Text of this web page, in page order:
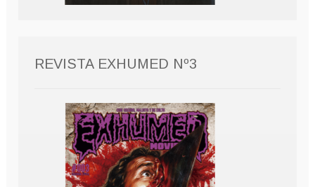
REVISTA EXHUMED Nº3